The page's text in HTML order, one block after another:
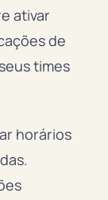
ativar
de
times
horários